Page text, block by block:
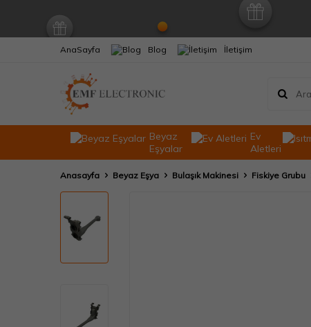
AnaSayfa Blog İletişim
Beyaz
Eşyalar
Ev
Aletleri
Anasayfa Beyaz Eşya Bulaşık Makinesi Fiskiye Grubu